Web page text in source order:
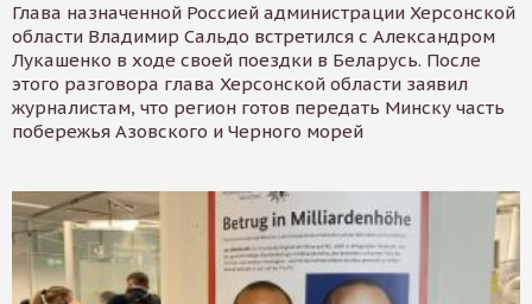
Глава назначенной Россией администрации Херсонской
области Владимир Сальдо встретился с Александром
Лукашенко в ходе своей поездки в Беларусь. После
этого разговора глава Херсонской области заявил
журналистам, что регион готов передать Минску часть
побережья Азовского и Черного морей